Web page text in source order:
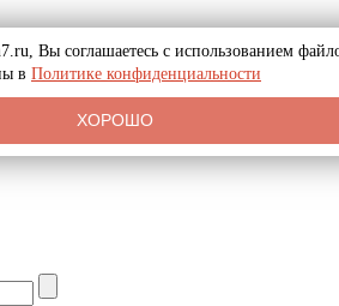
Вы соглашаетесь с использованием
в Политике конфиденциальности
ХОРОШО